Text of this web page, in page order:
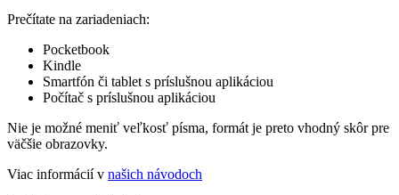
Prečítate na zariadeniach:
Pocketbook
Kindle
Smartfón či tablet s príslušnou aplikáciou
Počítač s príslušnou aplikáciou
Nie je možné meniť veľkosť písma, formát je preto vhodný skôr pre
väčšie obrazovky.
Viac informácií v našich návodoch